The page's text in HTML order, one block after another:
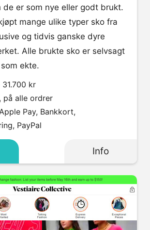
de er som nye eller godt brukt.
mange ulike typer sko fra
og tidvis ganske dyre
Alle brukte sko er selvsagt
ekte.
31.700 kr
på alle ordrer
PayPal
Info